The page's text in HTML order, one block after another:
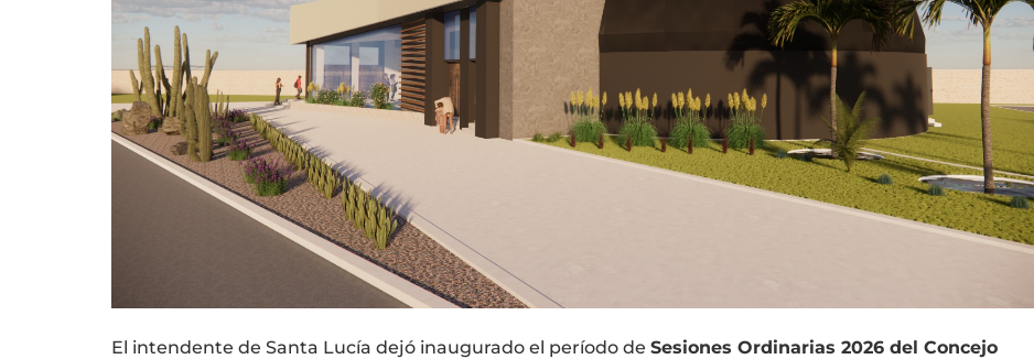
El intendente de Santa Lucía dejó inaugurado el período de Sesiones Ordinarias 2026 del Concejo